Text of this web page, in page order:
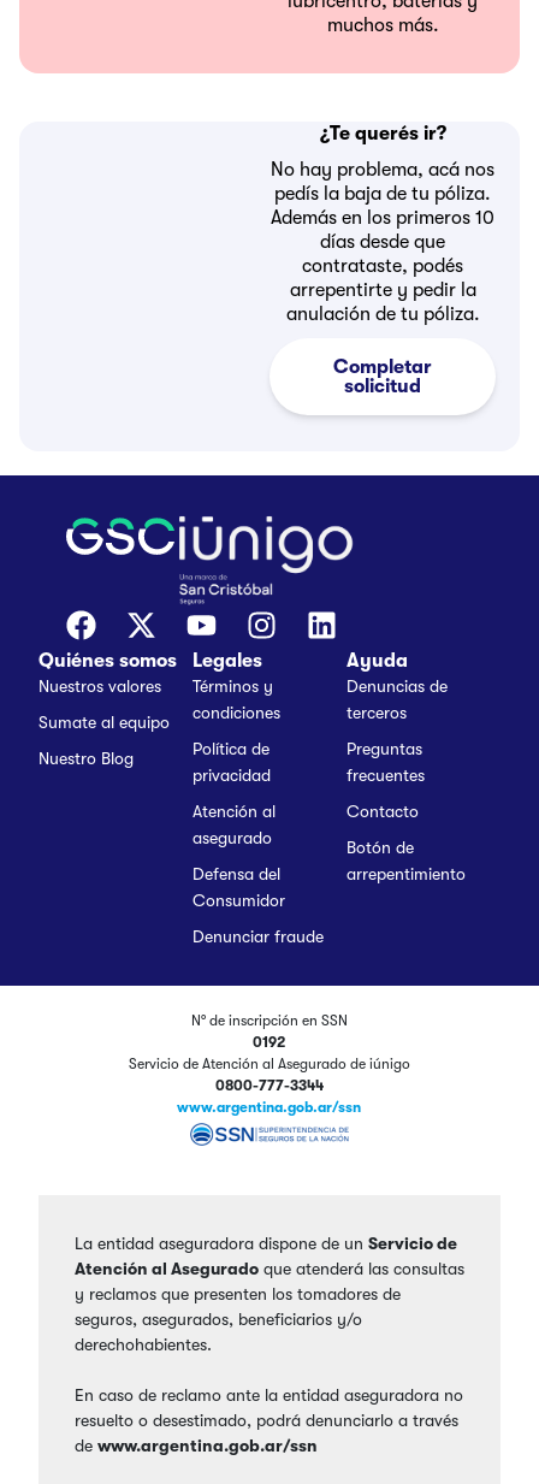
muchos más.
¿Te querés ir?
No hay problema, acá nos
pedís la baja de tu póliza.
Además en los primeros 10
días desde que
contrataste, podés
arrepentirte y pedir la
anulación de tu póliza.
Completar
solicitud
Quiénes somos
Nuestros valores
Sumate al equipo
Nuestro Blog
Legales
Términos y
condiciones
Política de
privacidad
Atención al
asegurado
Defensa del
Consumidor
Denunciar fraude
Ayuda
Denuncias de
terceros
Preguntas
frecuentes
Contacto
Botón de
arrepentimiento
N° de inscripción en SSN
0192
Servicio de Atención al Asegurado de iúnigo
0800-777-3344
www.argentina.gob.ar/ssn
La entidad aseguradora dispone de un Servicio de
Atención al Asegurado que atenderá las consultas
y reclamos que presenten los tomadores de
seguros, asegurados, beneficiarios y/o
derechohabientes.
En caso de reclamo ante la entidad aseguradora no
resuelto o desestimado, podrá denunciarlo a través
de www.argentina.gob.ar/ssn